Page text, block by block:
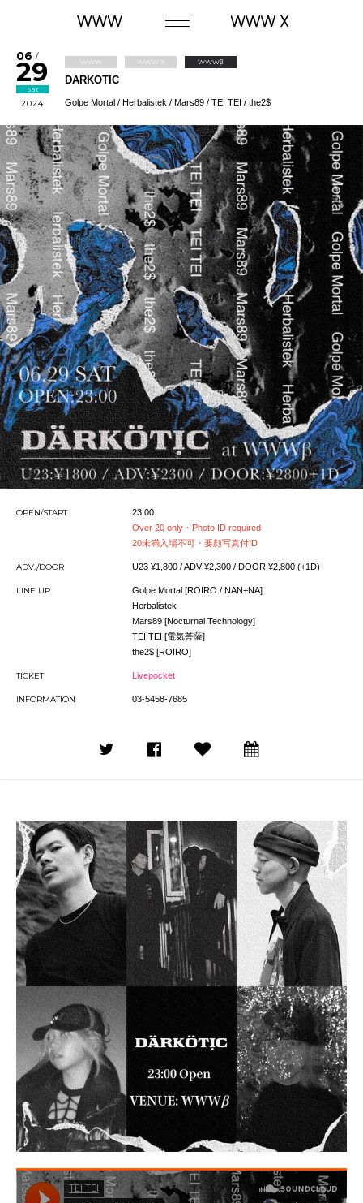
06 /
29
Sat
2024
WWW WWW X WWWβ
DARKOTIC
Golpe Mortal / Herbalistek / Mars89 / TEI TEI / the2$
OPEN/START
23:00
Over 20 only・Photo ID required
20未満入場不可・要顔写真付ID
ADV./DOOR U23 ¥1,800 / ADV ¥2,300 / DOOR ¥2,800 (+1D)
LINE UP
Golpe Mortal [ROIRO / NAN+NA]
Herbalistek
Mars89 [Nocturnal Technology]
TEI TEI [電気菩薩]
the2$ [ROIRO]
TICKET Livepocket
INFORMATION 03-5458-7685